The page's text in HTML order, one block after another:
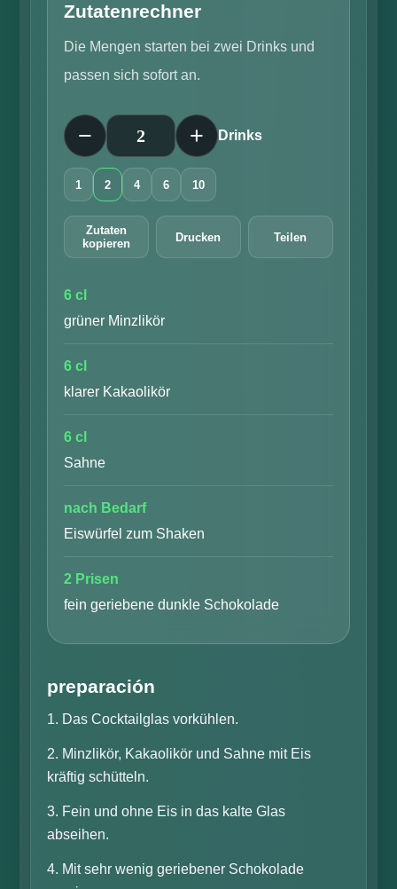
Zutatenrechner
Die Mengen starten bei zwei Drinks und
passen sich sofort an.
− Anzahl + Drinks
1 2 4 6 10
Zutaten
kopieren
Drucken Teilen
6 cl
grüner Minzlikör
6 cl
klarer Kakaolikör
6 cl
Sahne
nach Bedarf
Eiswürfel zum Shaken
2 Prisen
fein geriebene dunkle Schokolade
preparación
Das Cocktailglas vorkühlen.
Minzlikör, Kakaolikör und Sahne mit Eis
kräftig schütteln.
Fein und ohne Eis in das kalte Glas
abseihen.
Mit sehr wenig geriebener Schokolade